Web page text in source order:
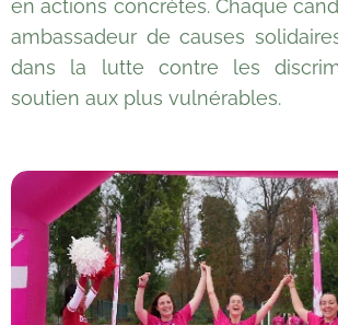
en actions concrètes. Chaque
ambassadeur de causes
dans la lutte contre les
soutien aux plus vulnérables.